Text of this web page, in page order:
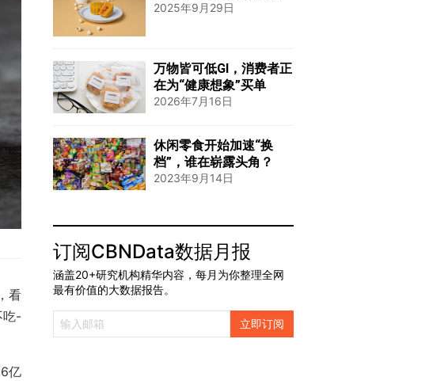
看
吃-
亿
2025年9月29日
万物皆可低GI，消费者正
在为“健康想象”买单
2026年7月16日
休闲零食开始加速“换
档”，谁在崭露头角？
2023年9月14日
订阅CBNData数据月报
涵盖20+研究机构精华内容，每月为你整理全网
最有价值的大数据报告。
立即订阅